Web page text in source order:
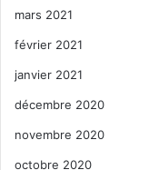
mars 2021
février 2021
janvier 2021
décembre 2020
novembre 2020
octobre 2020